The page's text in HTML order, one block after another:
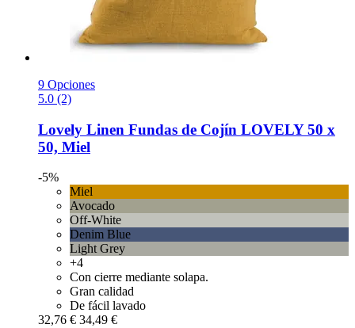
9 Opciones
5.0 (2)
Lovely Linen Fundas de Cojín LOVELY 50 x
50, Miel
-5%
Miel
Avocado
Off-White
Denim Blue
Light Grey
+4
Con cierre mediante solapa.
Gran calidad
De fácil lavado
32,76 € 34,49 €